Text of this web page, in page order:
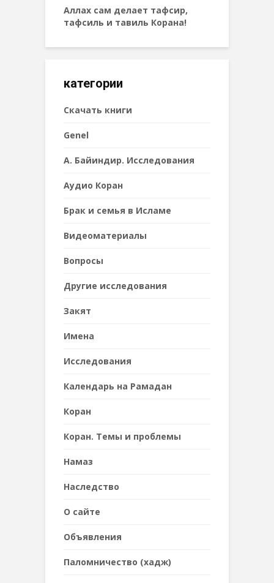
Аллах сам делает тафсир,
тафсиль и тавиль Корана!
категории
Cкачать книги
Genel
А. Байиндир. Исследования
Аудио Коран
Брак и семья в Исламе
Видеоматериалы
Вопросы
Другие исследования
Закят
Имена
Исследования
Календарь на Рамадан
Коран
Коран. Темы и проблемы
Намаз
Наследствo
О сайте
Объявления
Паломничество (хадж)